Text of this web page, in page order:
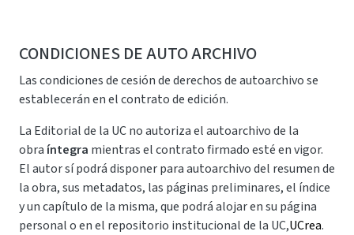
CONDICIONES DE AUTO ARCHIVO
Las condiciones de cesión de derechos de autoarchivo se
establecerán en el contrato de edición.
La Editorial de la UC no autoriza el autoarchivo de la
obraíntegra mientras el contrato firmado esté en vigor.
El autor sí podrá disponer para autoarchivo del resumen de
la obra, sus metadatos, las páginas preliminares, el índice
y un capítulo de la misma, que podrá alojar en su página
personal o en el repositorio institucional de la UC,UCrea.